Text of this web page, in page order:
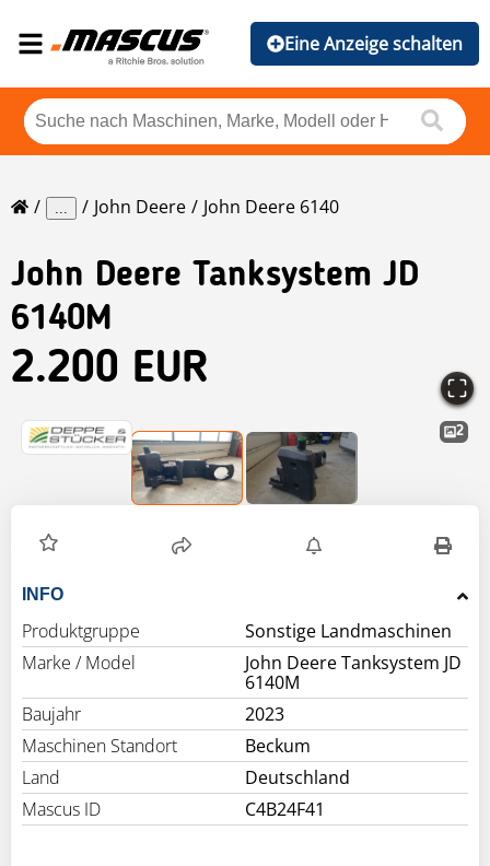
Eine Anzeige schalten
... John Deere John Deere 6140
John Deere Tanksystem JD
6140M
2.200 EUR
2
INFO
Produktgruppe
Sonstige Landmaschinen
Marke / Model
John Deere Tanksystem JD
6140M
Baujahr
2023
Maschinen Standort
Beckum
Land
Deutschland
Mascus ID
C4B24F41